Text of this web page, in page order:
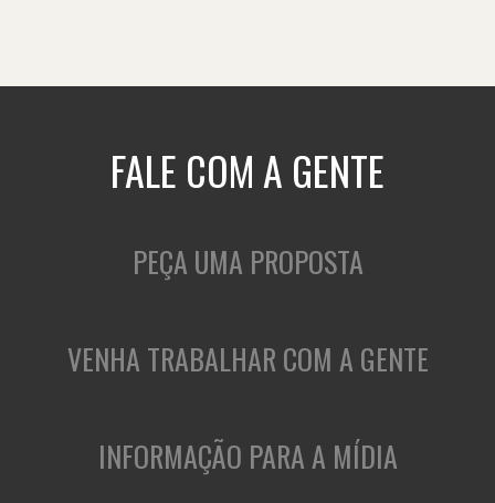
FALE COM A GENTE
PEÇA UMA PROPOSTA
VENHA TRABALHAR COM A GENTE
INFORMAÇÃO PARA A MÍDIA